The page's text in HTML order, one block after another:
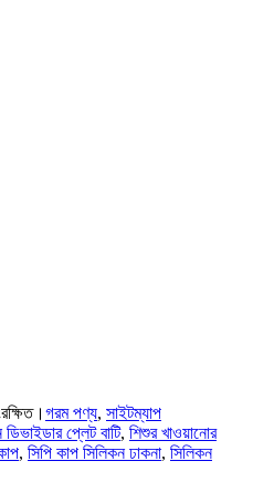
গরম পণ্য, সাইটম্যাপ
ডিভাইডার প্লেট বাটি, শিশুর খাওয়ানোর
, সিপি কাপ সিলিকন ঢাকনা, সিলিকন